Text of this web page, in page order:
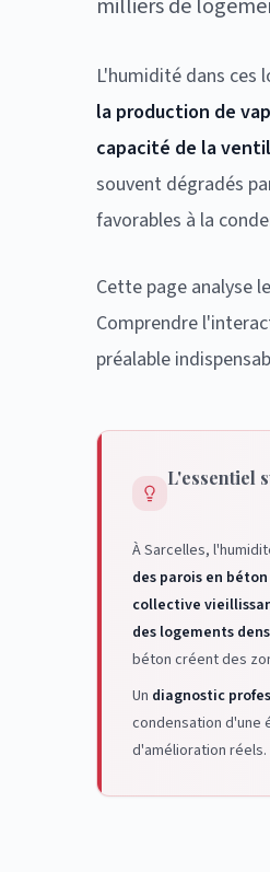
milliers de
L'humidité dans
la production de
capacité de la
souvent dégradés
favorables à la
Cette page analyse
Comprendre
préalable
L'essentiel
À Sarcelles,
des parois en
collective
des logements
béton créent des
Un diagnostic
condensation d'une
d'amélioration réels.